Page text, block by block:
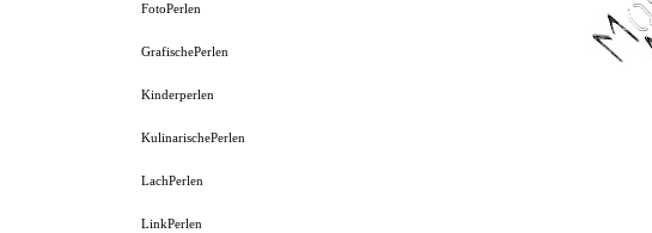
FotoPerlen
GrafischePerlen
Kinderperlen
KulinarischePerlen
LachPerlen
LinkPerlen